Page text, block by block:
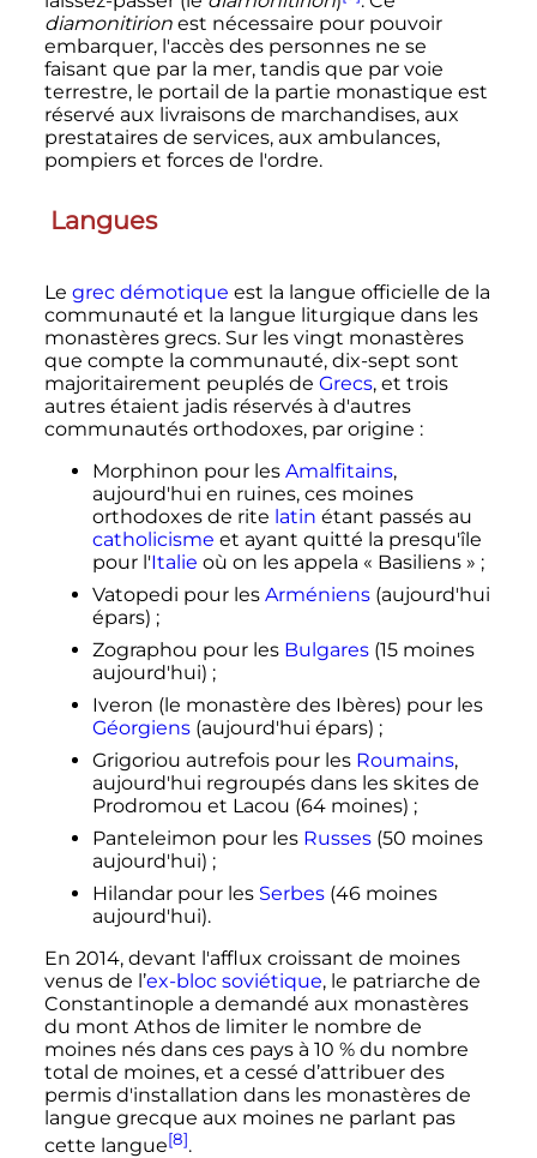
diamonitirionest nécessaire pour pouvoir
embarquer, l'accès des personnes ne se
faisant que par la mer, tandis que par voie
terrestre, le portail de la partie monastique est
réservé aux livraisons de marchandises, aux
prestataires de services, aux ambulances,
pompiers et forces de l'ordre.
Langues
Le grec démotique est la langue officielle de la
communauté et la langue liturgique dans les
monastères grecs. Sur les vingt monastères
que compte la communauté, dix-sept sont
majoritairement peuplés de Grecs, et trois
autres étaient jadis réservés à d'autres
communautés orthodoxes, par origine :
Morphinon pour les Amalfitains,
aujourd'hui en ruines, ces moines
orthodoxes de rite latin étant passés au
catholicisme et ayant quitté la presqu'île
pour l'Italie où on les appela « Basiliens » ;
Vatopedi pour les Arméniens(aujourd'hui
épars) ;
Zographou pour les Bulgares(15 moines
aujourd'hui) ;
Iveron (le monastère des Ibères) pour les
Géorgiens(aujourd'hui épars) ;
Grigoriou autrefois pour les Roumains,
aujourd'hui regroupés dans les skites de
Prodromou et Lacou (64 moines) ;
Panteleimon pour les Russes(50 moines
aujourd'hui) ;
Hilandar pour les Serbes(46 moines
aujourd'hui).
En 2014, devant l'afflux croissant de moines
venus de l’ex-bloc soviétique, le patriarche de
Constantinople a demandé aux monastères
du mont Athos de limiter le nombre de
moines nés dans ces pays à 10 % du nombre
total de moines, et a cessé d’attribuer des
permis d'installation dans les monastères de
langue grecque aux moines ne parlant pas
cette langue[8].